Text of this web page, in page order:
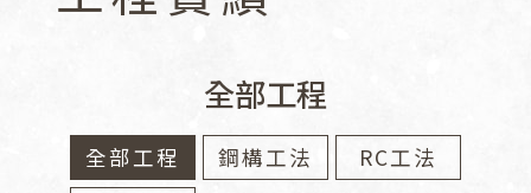
全部工程
全部工程 鋼構工法
RC工法